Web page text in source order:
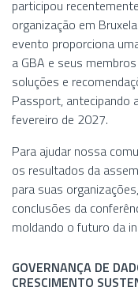
participou
organização em
evento proporciona
a GBA e seus
soluções e
Passport, antecipando
fevereiro de 2027.
Para ajudar nossa
os resultados da
para suas
conclusões da
moldando o futuro da
GOVERNANÇA DE
CRESCIMENTO